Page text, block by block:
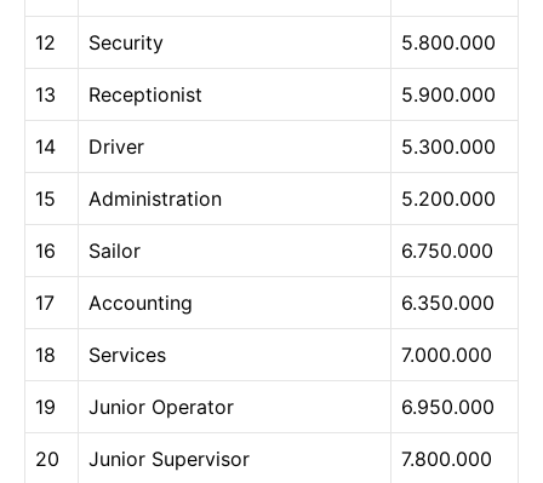
12 Security 5.800.000
13 Receptionist 5.900.000
14 Driver 5.300.000
15 Administration 5.200.000
16 Sailor 6.750.000
17 Accounting 6.350.000
18 Services 7.000.000
19 Junior Operator 6.950.000
20 Junior Supervisor 7.800.000